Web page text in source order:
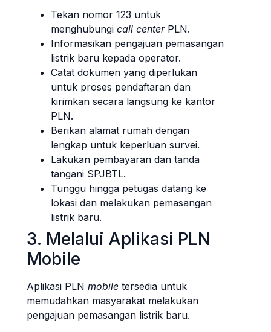
Tekan nomor 123 untuk
menghubungi call centerPLN.
Informasikan pengajuan pemasangan
listrik baru kepada operator.
Catat dokumen yang diperlukan
untuk proses pendaftaran dan
kirimkan secara langsung ke kantor
PLN.
Berikan alamat rumah dengan
lengkap untuk keperluan survei.
Lakukan pembayaran dan tanda
tangani SPJBTL.
Tunggu hingga petugas datang ke
lokasi dan melakukan pemasangan
listrik baru.
3. Melalui Aplikasi PLN
Mobile
Aplikasi PLN mobile tersedia untuk
memudahkan masyarakat melakukan
pengajuan pemasangan listrik baru.